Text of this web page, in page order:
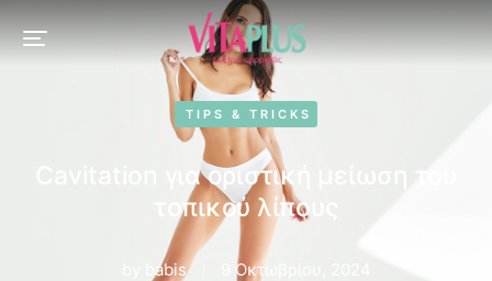
TIPS & TRICKS
Cavitation για οριστική μείωση του
τοπικού λίπους
babis 9 Οκτωβρίου, 2024